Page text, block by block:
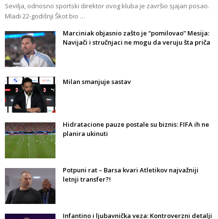
Sevilja, odnosno sportski direktor ovog kluba je završio sjajan posao.
Mladi 22-godišnji Škot bio …
Marciniak objasnio zašto je “pomilovao” Mesija:
Navijači i stručnjaci ne mogu da veruju šta priča
Milan smanjuje sastav
Hidratacione pauze postale su biznis: FIFA ih ne
planira ukinuti
Potpuni rat – Barsa kvari Atletikov najvažniji
letnji transfer?!
Infantino i ljubavnička veza: Kontroverzni detalji